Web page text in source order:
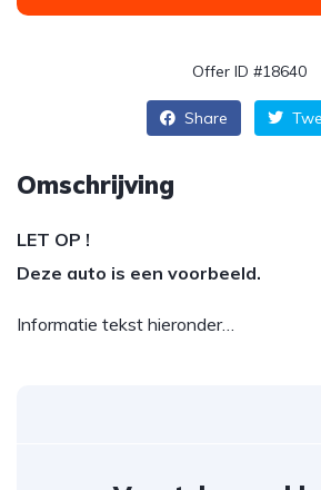
Offer ID #18640
Share
Omschrijving
LET OP !
Deze auto is een voorbeeld.
Informatie tekst hieronder…